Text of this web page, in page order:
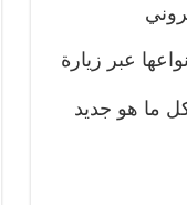
عبر زيارة
كل ما هو جديد